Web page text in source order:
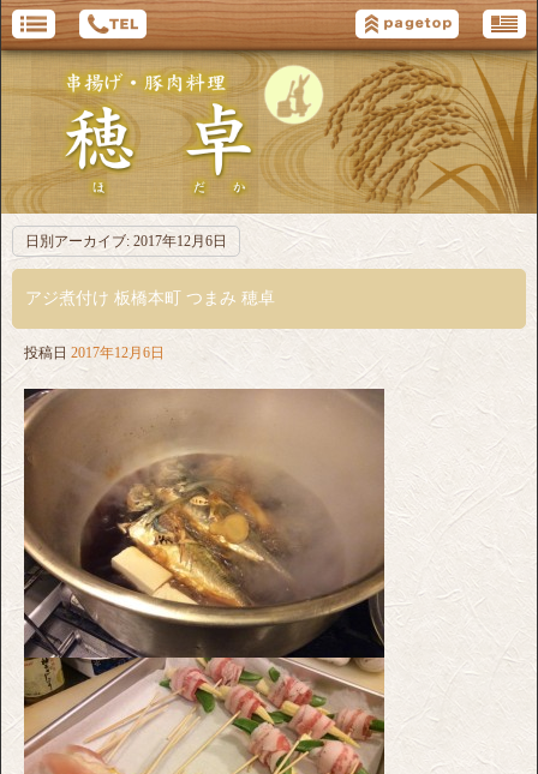
日別アーカイブ: 2017年12月6日
アジ煮付け 板橋本町 つまみ 穂卓
投稿日 2017年12月6日